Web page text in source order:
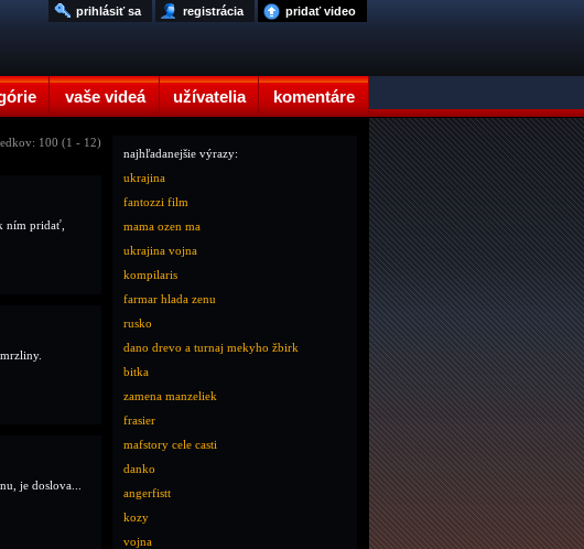
vaše videá užívatelia komentáre
pridať video
registrácia
prihlásiť sa
100 (1 - 12)
ním pridať,
je doslova...
najhľadanejšie výrazy:
ukrajina
fantozzi film
mama ozen ma
ukrajina vojna
kompilaris
farmar hlada zenu
rusko
dano drevo a turnaj mekyho žbirk
bitka
zamena manzeliek
frasier
mafstory cele casti
danko
angerfistt
kozy
vojna